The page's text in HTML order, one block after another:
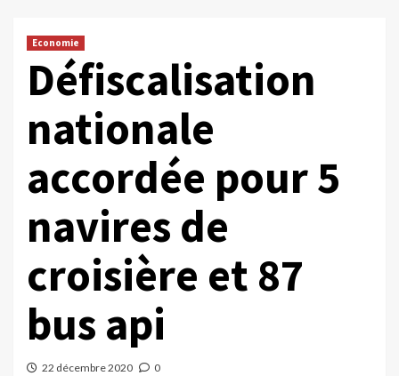
Economie
Défiscalisation
nationale
accordée pour 5
navires de
croisière et 87
bus api
22 décembre 2020 0